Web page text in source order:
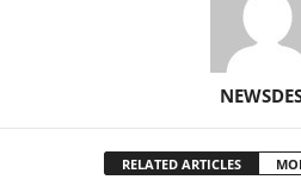
RELATED ARTICLES